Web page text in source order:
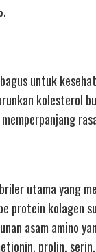
untuk
kolesterol
utama yang
protein kolagen
asam amino
prolin,